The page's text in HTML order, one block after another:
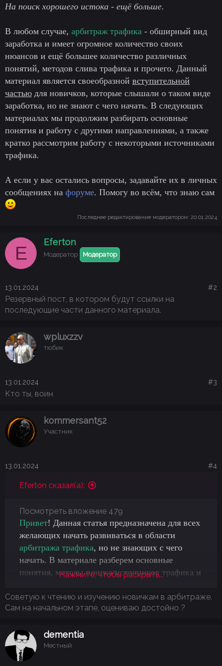
На поиск хорошего истока - ещё больше.
В любом случае, арбитраж трафика - обширный вид
заработка и имеет огромное количество своих
нюансов и ещё большее количество различных
понятий, методов слива трафика и прочего. Данный
материал является своеобразной вступительной
частью для новичков, которые слышали о таком виде
заработка, но не знают с чего начать. В следующих
материалах мы продолжим разбирать основные
понятия и работу с другими направлениями, а также
кратко рассмотрим работу с некоторыми источниками
трафика.
А если у вас остались вопросы, задавайте их в личных
сообщениях на форуме. Помогу во всём, что знаю сам
Последнее редактирование модератором: 20.01.2024
E
Eferton
Модератор Модератор
13.01.2024 #2
Резервный пост, в котором будут ссылки на
последующие части данного материала.
wpluxzzv
тюбик
13.01.2024 #3
Кто ты, воин
kommersant52
Участник
13.01.2024 #4
Eferton сказал(а):
Посмотреть вложение 479
Привет! Данная статья предназначена для всех
желающих начать развиваться в области
арбитража трафика, но не знающих с чего
начать. В материале разберем основные
понятия, методы поиска источников трафика и
добавлены источники трафика, на которых вы
сможете заработать свои первые$.
Пользователь
Нажмите, чтобы раскрыть...
Советую к чтению и изучению новичкам в арбитраже.
Сам на начальном этапе, оцениваю достойно ?
dementia
Местный